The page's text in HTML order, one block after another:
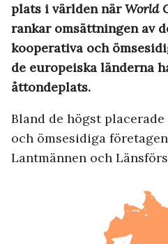
plats i världen närWorld
rankar omsättningen av
kooperativa och
de europeiska länderna
åttondeplats.
Bland de högst
och ömsesidiga
Lantmännen och